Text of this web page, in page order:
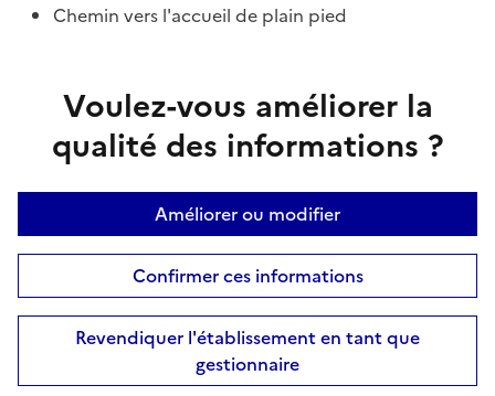
Chemin vers l'accueil de plain pied
Voulez-vous améliorer la
qualité des informations ?
Améliorer ou modifier
Confirmer ces informations
Revendiquer l'établissement en tant que
gestionnaire